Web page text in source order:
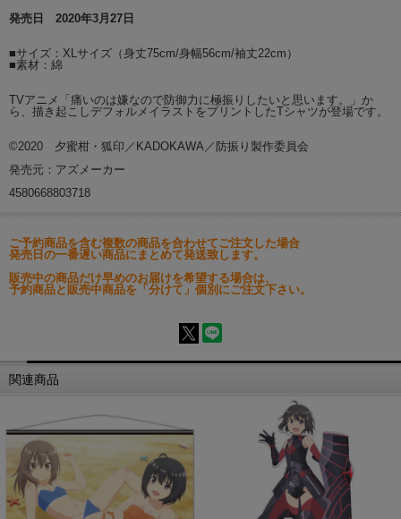
発売日 2020年3月27日
■サイズ：XLサイズ（身丈75cm/身幅56cm/袖丈22cm）
■素材：綿
TVアニメ「痛いのは嫌なので防御力に極振りしたいと思います。」か
ら、描き起こしデフォルメイラストをプリントしたTシャツが登場です。
©2020 夕蜜柑・狐印／KADOKAWA／防振り製作委員会
発売元：アズメーカー
4580668803718
ご予約商品を含む複数の商品を合わせてご注文した場合
発売日の一番遅い商品にまとめて発送致します。
販売中の商品だけ早めのお届けを希望する場合は、
予約商品と販売中商品を「分けて」個別にご注文下さい。
関連商品